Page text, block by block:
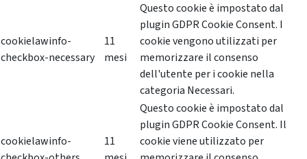
cookielawinfo-
checkbox-necessary
11
mesi
Questo cookie è impostato dal
plugin GDPR Cookie Consent. I
cookie vengono utilizzati per
memorizzare il consenso
dell'utente per i cookie nella
categoria Necessari.
cookielawinfo-
11
Questo cookie è impostato dal
plugin GDPR Cookie Consent. Il
cookie viene utilizzato per